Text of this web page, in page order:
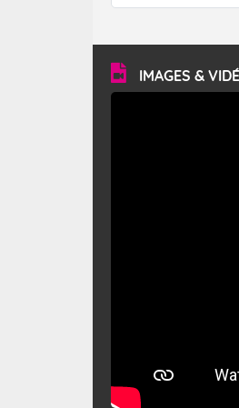
forêt. Mais qu'est-ce
vitesse moyenne de
en rafales, parfois
du Rhône et la
méditerranéen à partir
IMAGES &